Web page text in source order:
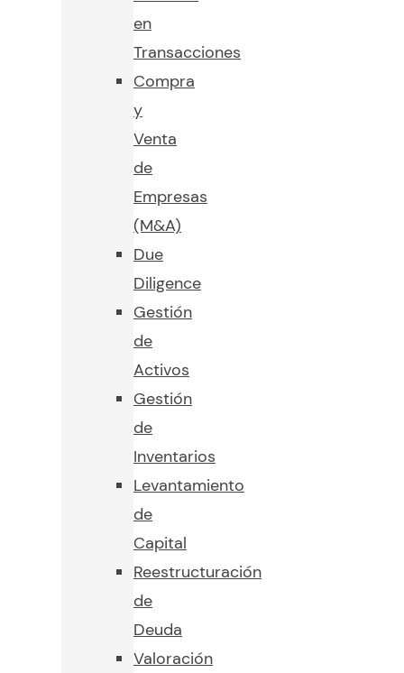
en
Transacciones
Compra
y
Venta
de
Empresas
(M&A)
Due
Diligence
Gestión
de
Activos
Gestión
de
Inventarios
Levantamiento
de
Capital
Reestructuración
de
Deuda
Valoración